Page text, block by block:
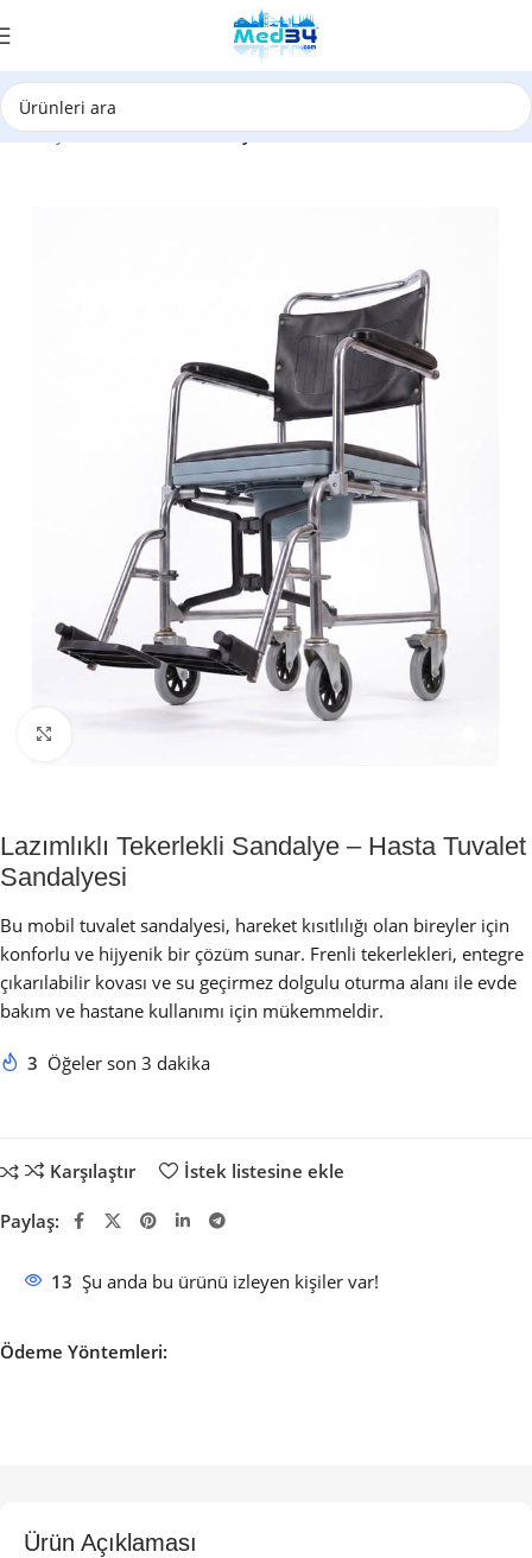
Ana Sayfa/ Tekerlekli Sandalye
Lazımlıklı Tekerlekli Sandalye – Hasta Tuvalet
Sandalyesi
Bu mobil tuvalet sandalyesi, hareket kısıtlılığı olan bireyler için
konforlu ve hijyenik bir çözüm sunar. Frenli tekerlekleri, entegre
çıkarılabilir kovası ve su geçirmez dolgulu oturma alanı ile evde
bakım ve hastane kullanımı için mükemmeldir.
3 Öğeler son 3 dakika
Karşılaştır İstek listesine ekle
Paylaş:
13 Şu anda bu ürünü izleyen kişiler var!
Ödeme Yöntemleri:
Ürün Açıklaması